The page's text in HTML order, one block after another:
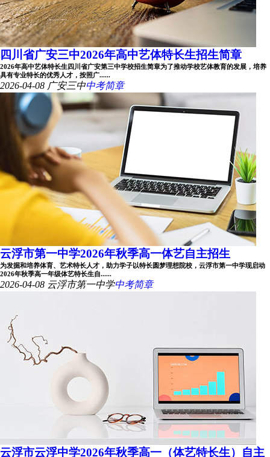
四川省广安三中2026年高中艺体特长生招生简章
2026年高中艺体特长生四川省广安第三中学校招生简章为了推动学校艺体教育的发展，培养
具有专业特长的优秀人才，按照广......
2026-04-08 广安三中中考简章
云浮市第一中学2026年秋季高一体艺自主招生
为发掘和培养体育、艺术特长人才，助力学子以特长圆梦理想院校，云浮市第一中学现启动
2026年秋季高一年级体艺特长生自......
2026-04-08 云浮市第一中学中考简章
云浮市云浮中学2026年秋季高一（体艺特长生）自主